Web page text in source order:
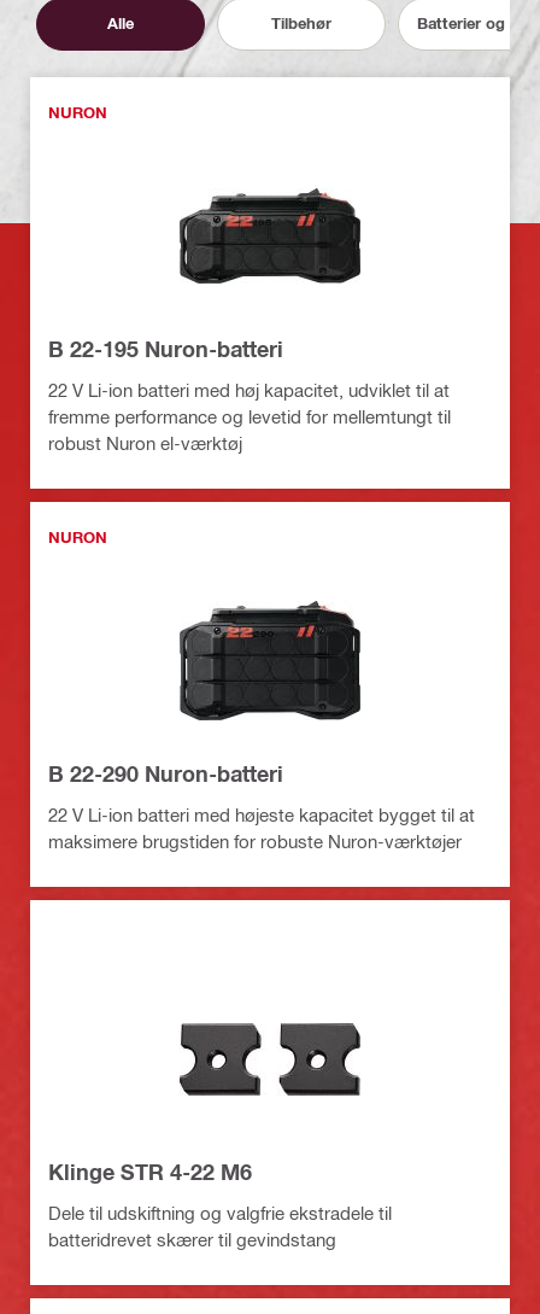
Alle Tilbehør Batterier og
NURON
B 22-195 Nuron-batteri
22 V Li-ion batteri med høj kapacitet, udviklet til at
fremme performance og levetid for mellemtungt til
robust Nuron el-værktøj
NURON
B 22-290 Nuron-batteri
22 V Li-ion batteri med højeste kapacitet bygget til at
maksimere brugstiden for robuste Nuron-værktøjer
Klinge STR 4-22 M6
Dele til udskiftning og valgfrie ekstradele til
batteridrevet skærer til gevindstang